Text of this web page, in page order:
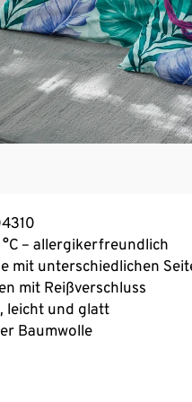
– allergikerfreundlich
mit unterschiedlichen
mit Reißverschluss
leicht und glatt
Baumwolle
dicht gewebte Fasern
und saugfähig